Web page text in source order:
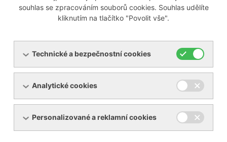
Odborně servisujeme i většinu zařízení jiných výrobců na
trhu, mezi které patří například:
Elmo Rietschle
Nash Elmo
Aerzen
Gardner Denver
souhlas se zpracováním souborů cookies. Souhlas udělíte
kliknutím na tlačítko "Povolit vše".
Technické a bezpečnostní cookies
Analytické cookies
Personalizované a reklamní cookies